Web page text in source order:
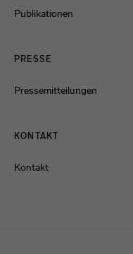
Publikationen
PRESSE
Pressemitteilungen
KONTAKT
Kontakt